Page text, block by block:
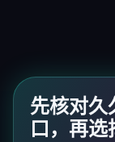
先核对久
口，再